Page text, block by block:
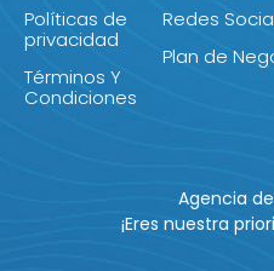
Políticas de
privacidad
Términos Y
Condiciones
Redes
Plan de
Agencia
¡Eres nuestra